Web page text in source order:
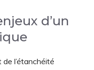
d’un
l’étanchéité